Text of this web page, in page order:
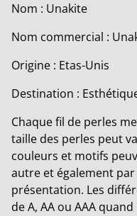
Nom : Unakite
Nom commercial :
Origine : Etas-Unis
Destination :
Chaque fil de perles
taille des perles peut
couleurs et motifs
autre et également
présentation. Les
de A, AA ou AAA